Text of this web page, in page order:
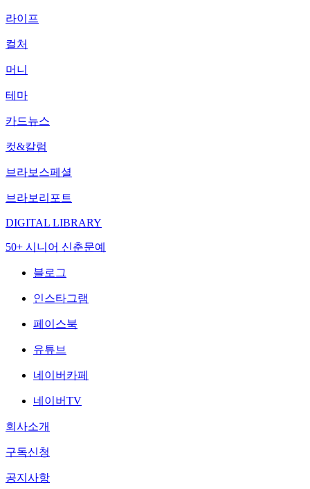
라이프
컬처
머니
테마
카드뉴스
컷&칼럼
브라보스페셜
브라보리포트
DIGITAL LIBRARY
50+ 시니어 신춘문예
블로그
인스타그램
페이스북
유튜브
네이버카페
네이버TV
회사소개
구독신청
공지사항